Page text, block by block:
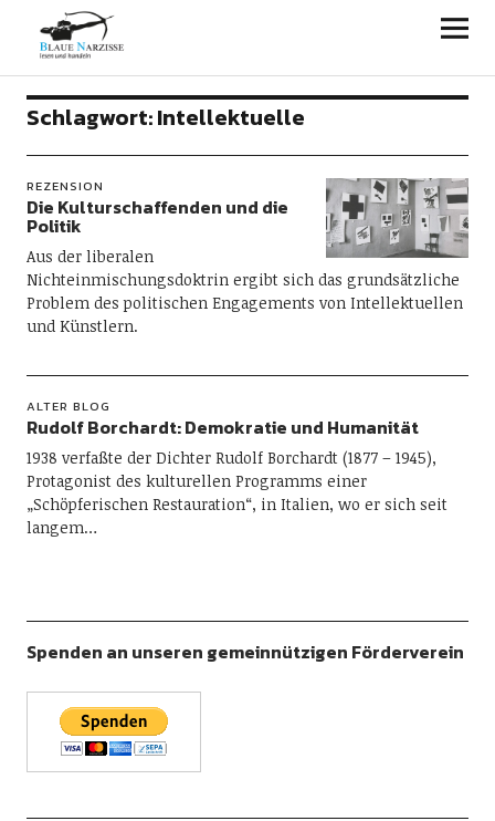
Blaue Narzisse
Schlagwort:Intellektuelle
REZENSION
Die Kulturschaffenden und die
Politik
Aus der liberalen
Nichteinmischungsdoktrin ergibt sich das grundsätzliche
Problem des politischen Engagements von Intellektuellen
und Künstlern.
ALTER BLOG
Rudolf Borchardt: Demokratie und Humanität
1938 verfaßte der Dichter Rudolf Borchardt (1877 – 1945),
Protagonist des kulturellen Programms einer
„Schöpferischen Restauration“, in Italien, wo er sich seit
langem…
Spenden an unseren gemeinnützigen Förderverein